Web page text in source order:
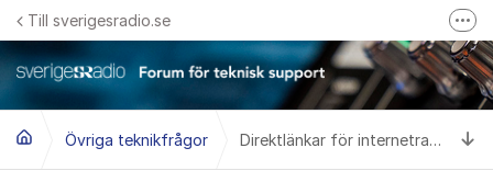
Hoppa till innehåll
Till sverigesradio.se
Frågor & svar om Sveriges Radio
Felanmäl problem med radiomottagning hos Teracom
Övriga teknikfrågor Direktlänkar för internetradio